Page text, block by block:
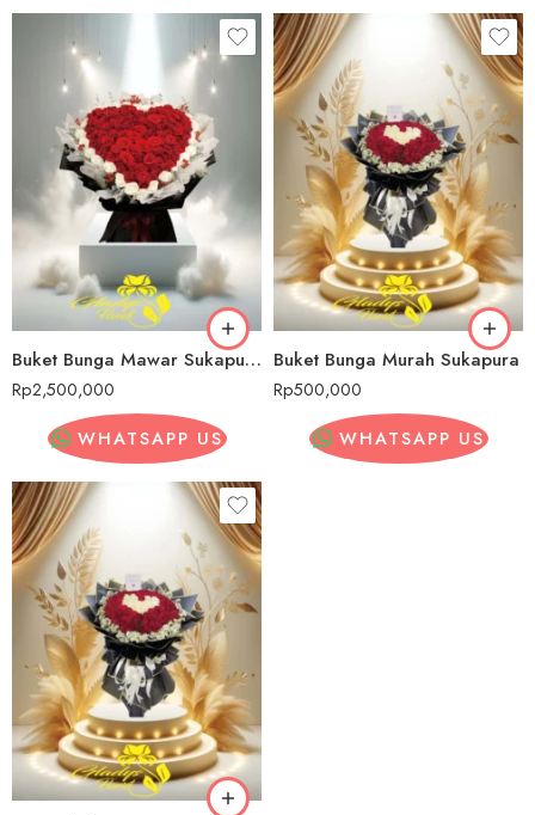
Buket Bunga Mawar Sukapura
Rp2,500,000
WHATSAPP US
Buket Bunga Murah Sukapura
Rp500,000
WHATSAPP US